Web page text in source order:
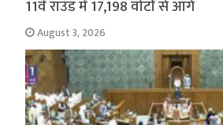
11वें राउंड में 17,198 वोटों से आगे
August 3, 2026